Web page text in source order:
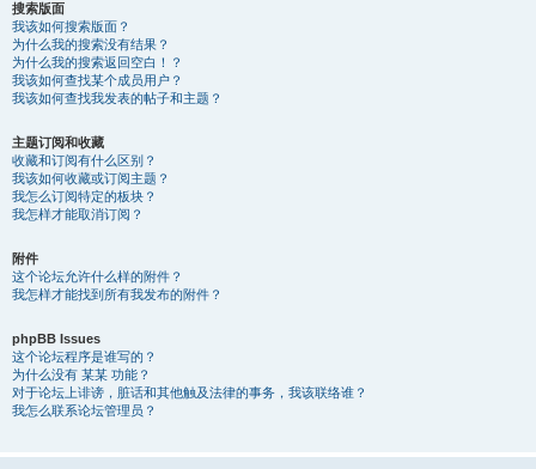
搜索版面
我该如何搜索版面？
为什么我的搜索没有结果？
为什么我的搜索返回空白！？
我该如何查找某个成员用户？
我该如何查找我发表的帖子和主题？
主题订阅和收藏
收藏和订阅有什么区别？
我该如何收藏或订阅主题？
我怎么订阅特定的板块？
我怎样才能取消订阅？
附件
这个论坛允许什么样的附件？
我怎样才能找到所有我发布的附件？
phpBB Issues
这个论坛程序是谁写的？
为什么没有 某某 功能？
对于论坛上诽谤，脏话和其他触及法律的事务，我该联络谁？
我怎么联系论坛管理员？